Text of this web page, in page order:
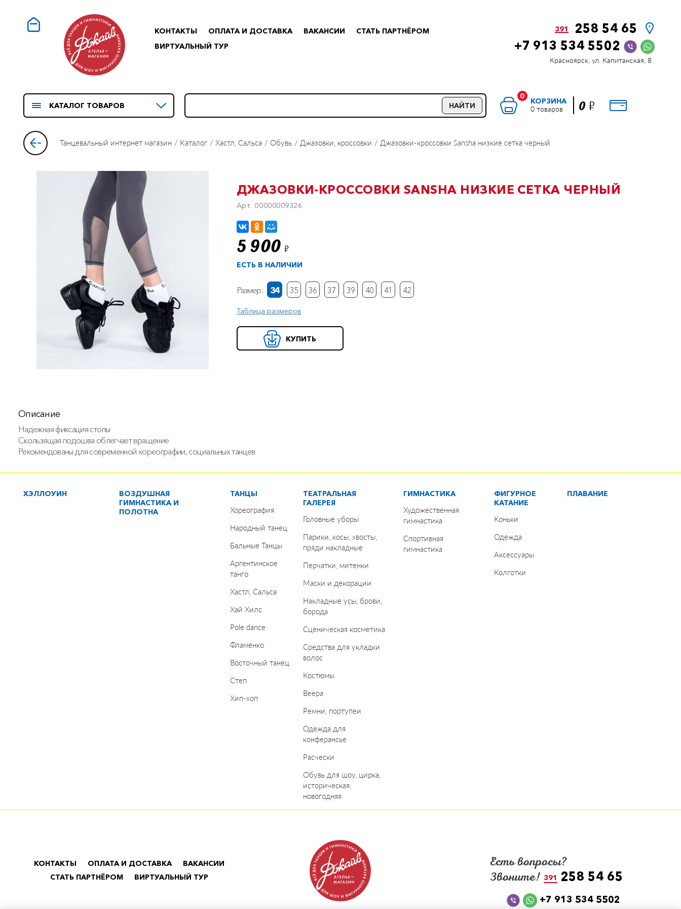
КОНТАКТЫ ОПЛАТА И ДОСТАВКА ВАКАНСИИ
СТАТЬ ПАРТНЁРОМ
ВИРТУАЛЬНЫЙ ТУР
391
258 54 65
+7 913 534 5502
Красноярск, ул. Капитанская, 8
КАТАЛОГ ТОВАРОВ НАЙТИ
0
КОРЗИНА
0 товаров 0 Р
Танцевальный интернет магазин Каталог Хастл, Сальса Обувь Джазовки, кроссовки Джазовки-кроссовки Sansha низкие сетка черный
ДЖАЗОВКИ-КРОССОВКИ SANSHA НИЗКИЕ СЕТКА ЧЕРНЫЙ
Арт. 00000009326
5 900 Р
ЕСТЬ В НАЛИЧИИ
Размер: 34 35 36 37 39 40 41 42
Таблица размеров
КУПИТЬ
Описание
Надежная фиксация стопы
Скользящая подошва облегчает вращение
Рекомендованы для современной хореографии, социальных танцев
ХЭЛЛОУИН
ВОЗДУШНАЯ
ГИМНАСТИКА И
ПОЛОТНА
ТАНЦЫ
Хореография
Народный танец
Бальные Танцы
Аргентинское
танго
Хастл, Сальса
Хай Хилс
Pole dance
Фламенко
Восточный танец
Степ
Хип-хоп
ТЕАТРАЛЬНАЯ
ГАЛЕРЕЯ
Головные уборы
Парики, косы, хвосты,
пряди накладные
Перчатки, митенки
Маски и декорации
Накладные усы, брови,
борода
Сценическая косметика
Средства для укладки
волос
Костюмы
Веера
Ремни, портупеи
Одежда для
конферансье
Расчески
Обувь для шоу, цирка,
историческая,
новогодняя
ГИМНАСТИКА
Художественная
гимнастика
Спортивная
гимнастика
ФИГУРНОЕ
КАТАНИЕ
Коньки
Одежда
Аксессуары
Колготки
ПЛАВАНИЕ
КОНТАКТЫ ОПЛАТА И ДОСТАВКА
ВАКАНСИИ
СТАТЬ ПАРТНЁРОМ
ВИРТУАЛЬНЫЙ ТУР
Есть вопросы?
Звоните! 391 258 54 65
+7 913 534 5502